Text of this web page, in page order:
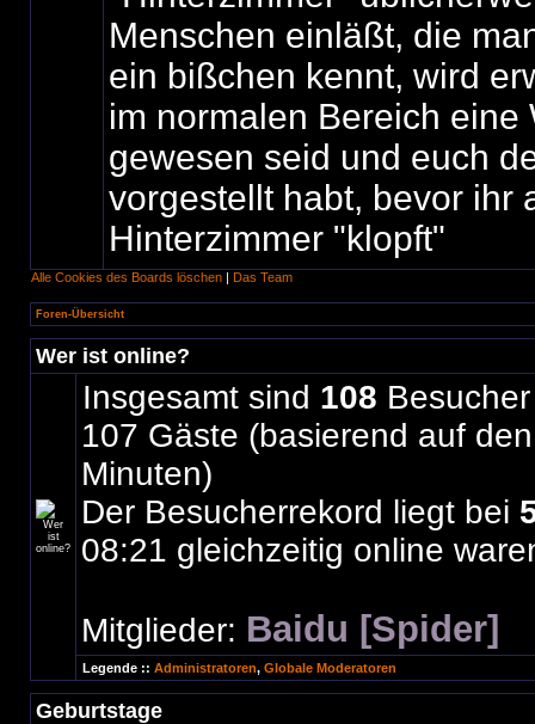
Menschen einläßt, die
ein bißchen kennt, wird
im normalen Bereich eine
gewesen seid und euch
vorgestellt habt, bevor ihr
Hinterzimmer "klopft"
Alle Cookies des Boards löschen | Das Team
Foren-Übersicht
Wer ist online?
Insgesamt sind 108
107 Gäste (basierend auf
Minuten)
Der Besucherrekord liegt bei
08:21 gleichzeitig online
Mitglieder: Baidu [Spider]
Legende :: Administratoren, Globale Moderatoren
Geburtstage